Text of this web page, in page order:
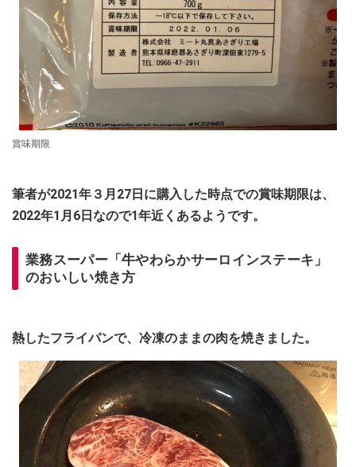
賞味期限
筆者が2021年３月27日に購入した時点での賞味期限は、
2022年1月6日なので1年近くあるようです。
業務スーパー「牛やわらかサーロインステーキ」
のおいしい焼き方
熱したフライパンで、冷凍のままの肉を焼きました。